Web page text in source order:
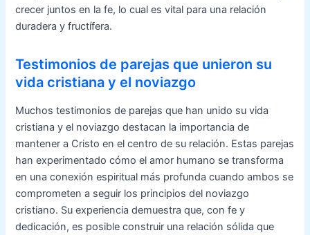
crecer juntos en la fe, lo cual es vital para una relación
duradera y fructífera.
Testimonios de parejas que unieron su
vida cristiana y el noviazgo
Muchos testimonios de parejas que han unido su vida
cristiana y el noviazgo destacan la importancia de
mantener a Cristo en el centro de su relación. Estas parejas
han experimentado cómo el amor humano se transforma
en una conexión espiritual más profunda cuando ambos se
comprometen a seguir los principios del noviazgo
cristiano. Su experiencia demuestra que, con fe y
dedicación, es posible construir una relación sólida que